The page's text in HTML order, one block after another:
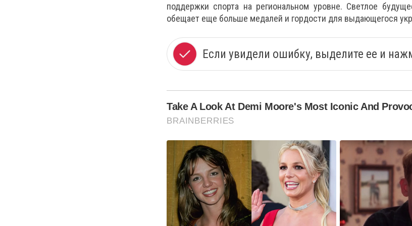
поддержки спорта на региональном уровне. Светлое
обещает еще больше медалей и гордости для выдающегося
Если увидели ошибку, выделите ее и
Take A Look At Demi Moore's Most Iconic And
BRAINBERRIES